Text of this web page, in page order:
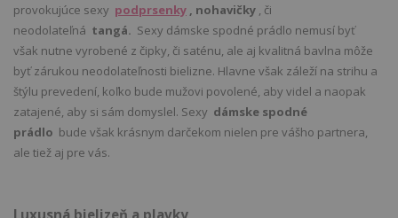
provokujúce sexy podprsenky , nohavičky , či
neodolateľná tangá. Sexy dámske spodné prádlo nemusí byť
však nutne vyrobené z čipky, či saténu, ale aj kvalitná bavlna môže
byť zárukou neodolateľnosti bielizne. Hlavne však záleží na strihu a
štýlu prevedení, koľko bude mužovi povolené, aby videl a naopak
zatajené, aby si sám domyslel. Sexy dámske spodné
prádlo bude však krásnym darčekom nielen pre vášho partnera,
ale tiež aj pre vás.